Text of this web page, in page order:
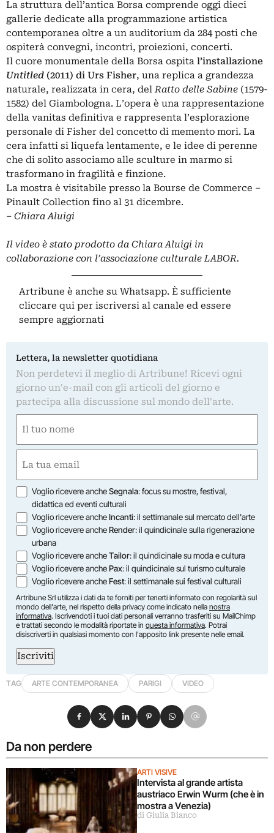
La struttura dell’antica Borsa comprende oggi dieci
gallerie dedicate alla programmazione artistica
contemporanea oltre a un auditorium da 284 posti che
ospiterà convegni, incontri, proiezioni, concerti.
Il cuore monumentale della Borsa ospita l’installazione
Untitled (2011) di Urs Fisher, una replica a grandezza
naturale, realizzata in cera, del Ratto delle Sabine (1579-
1582) del Giambologna. L’opera è una rappresentazione
della vanitas definitiva e rappresenta l’esplorazione
personale di Fisher del concetto di memento mori. La
cera infatti si liquefa lentamente, e le idee di perenne
che di solito associamo alle sculture in marmo si
trasformano in fragilità e finzione.
La mostra è visitabile presso la Bourse de Commerce –
Pinault Collection fino al 31 dicembre.
– Chiara Aluigi
Il video è stato prodotto da Chiara Aluigi in
collaborazione con l’associazione culturale LABOR.
Artribune è anche su Whatsapp. È sufficiente
cliccare qui per iscriversi al canale ed essere
sempre aggiornati
Lettera, la newsletter quotidiana
Non perdetevi il meglio di Artribune! Ricevi ogni
giorno un'e-mail con gli articoli del giorno e
partecipa alla discussione sul mondo dell'arte.
(Obbligatorio)
Nome
(Obbligatorio)
Opzioni
Voglio ricevere ancheSegnala: focus su mostre, festival,
didattica ed eventi culturali
Voglio ricevere ancheIncanti: il settimanale sul mercato dell'arte
Voglio ricevere ancheRender: il quindicinale sulla rigenerazione
urbana
Voglio ricevere ancheTailor: il quindicinale su moda e cultura
Voglio ricevere anchePax: il quindicinale sul turismo culturale
Voglio ricevere ancheFest: il settimanale sui festival culturali
Artribune Srl utilizza i dati da te forniti per tenerti informato con regolarità sul
mondo dell'arte, nel rispetto della privacy come indicato nella nostra
informativa. Iscrivendoti i tuoi dati personali verranno trasferiti su MailChimp
e trattati secondo le modalità riportate in questa informativa. Potrai
disiscriverti in qualsiasi momento con l'apposito link presente nelle email.
Iscriviti
TAG ARTE CONTEMPORANEA PARIGI VIDEO
Da non perdere
ARTI VISIVE
Intervista al grande artista
austriaco Erwin Wurm (che è in
mostra a Venezia)
di Giulia Bianco
Condividi su Facebook
Condividi su X
Condividi su LinkedIn
Condividi su Pinterest
Condividi su WhatsApp
Condividi su Email